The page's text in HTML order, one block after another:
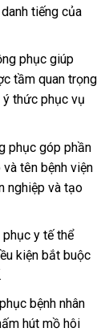
tiếng của
phục giúp
tầm quan trọng
ý thức phục vụ
phục góp phần
tên bệnh viện
nghiệp và tạo
y tế thể
kiện bắt buộc
bệnh nhân
hút mồ hôi